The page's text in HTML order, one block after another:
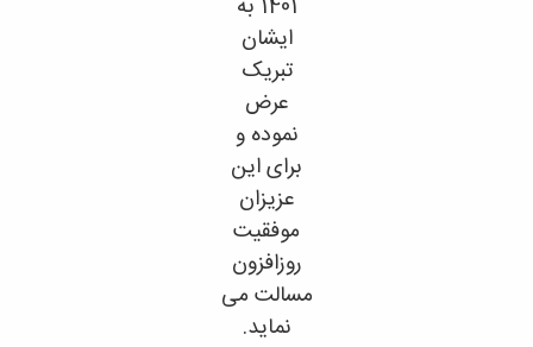
ایشان
تبریک
عرض
نموده و
برای این
عزیزان
موفقیت
روزافزون
مسالت می
نماید.